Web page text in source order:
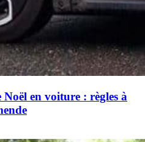
en voiture : règles à